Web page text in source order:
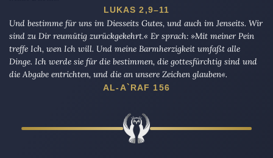
LUKAS 2,9–11
Und bestimme für uns im Diesseits Gutes, und auch im Jenseits. Wir
sind zu Dir reumütig zurückgekehrt.« Er sprach: »Mit meiner Pein
treffe Ich, wen Ich will. Und meine Barmherzigkeit umfaßt alle
Dinge. Ich werde sie für die bestimmen, die gottesfürchtig sind und
die Abgabe entrichten, und die an unsere Zeichen glauben«.
AL-A`RAF 156